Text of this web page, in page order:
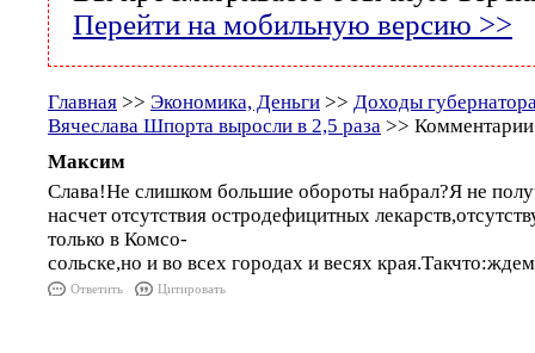
Перейти на мобильную версию >>
Главная >> Экономика, Деньги >> Доходы
Вячеслава Шпорта выросли в 2,5 раза >>
Максим
Слава!Не слишком большие обороты набрал?Я не
насчет отсутствия остродефицитных
только в Комсо-
сольске,но и во всех городах и весях
Ответить Цитировать